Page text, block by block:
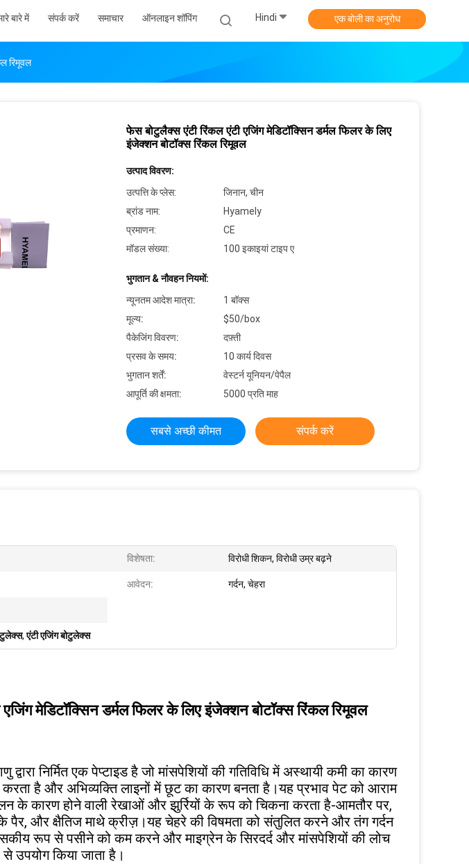
बारे में संपर्क करें समाचार ऑनलाइन शॉपिंग Hindi एक बोली का अनुरोध
रिमूवल
फेस बोटुलैक्स एंटी रिंकल एंटी एजिंग मेडिटॉक्सिन डर्मल फिलर के लिए
इंजेक्शन बोटॉक्स रिंकल रिमूवल
उत्पाद विवरण:
उत्पत्ति के प्लेस:
जिनान, चीन
ब्रांड नाम:
Hyamely
प्रमाणन:
CE
मॉडल संख्या:
100 इकाइयां टाइप ए
भुगतान & नौवहन नियमों:
न्यूनतम आदेश मात्रा:
1 बॉक्स
मूल्य:
$50/box
पैकेजिंग विवरण:
दफ़्ती
प्रसव के समय:
10 कार्य दिवस
भुगतान शर्तें:
वेस्टर्न यूनियन/पेपैल
आपूर्ति की क्षमता:
5000 प्रति माह
सबसे अच्छी कीमत संपर्क करें
विशेषता: विरोधी शिकन, विरोधी उम्र बढ़ने
आवेदन: गर्दन, चेहरा
,एंटी एजिंग बोटुलेक्स
मेडिटॉक्सिन डर्मल फिलर के लिए इंजेक्शन बोटॉक्स रिंकल रिमूवल
द्वारा निर्मित एक पेप्टाइड है जो मांसपेशियों की गतिविधि में अस्थायी कमी का कारण
करता है और अभिव्यक्ति लाइनों में छूट का कारण बनता है।यह प्रभाव पेट को आराम
के कारण होने वाली रेखाओं और झुर्रियों के रूप को चिकना करता है-आमतौर पर,
और क्षैतिज माथे क्रीज़।यह चेहरे की विषमता को संतुलित करने और तंग गर्दन
रूप से पसीने को कम करने और माइग्रेन के सिरदर्द और मांसपेशियों की लोच
उपयोग किया जाता है।